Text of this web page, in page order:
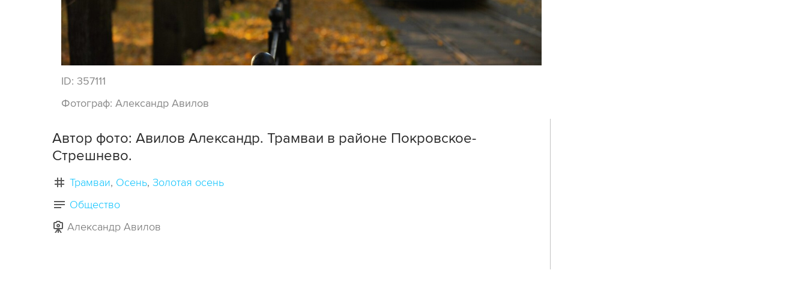
ID: 357111
Фотограф: Александр Авилов
Автор фото: Авилов Александр. Трамваи в районе Покровское-
Стрешнево.
Трамваи Осень Золотая осень
Общество
Александр Авилов